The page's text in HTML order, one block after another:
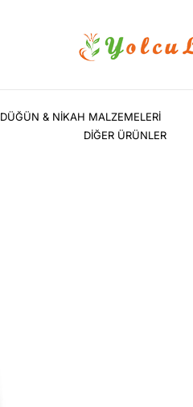
DÜĞÜN & NİKAH MALZEMELERİ
DİĞER ÜRÜNLER